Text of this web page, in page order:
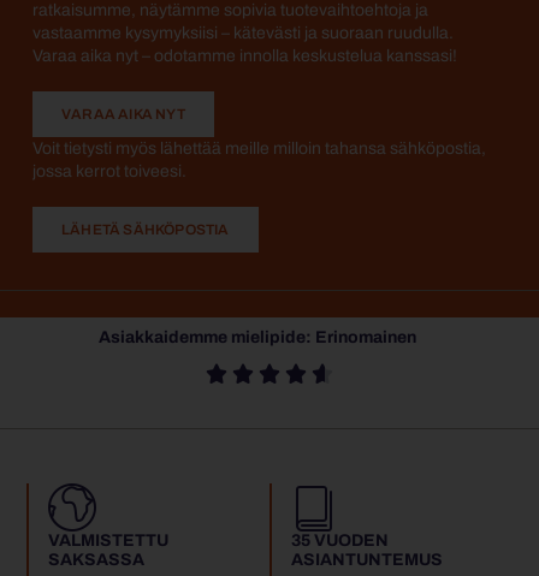
ratkaisumme, näytämme sopivia tuotevaihtoehtoja ja
vastaamme kysymyksiisi – kätevästi ja suoraan ruudulla.
Varaa aika nyt – odotamme innolla keskustelua kanssasi!
VARAA AIKA NYT
Voit tietysti myös lähettää meille milloin tahansa sähköpostia,
jossa kerrot toiveesi.
LÄHETÄ SÄHKÖPOSTIA
Asiakkaidemme mielipide: Erinomainen
    
VALMISTETTU
SAKSASSA
35 VUODEN
ASIANTUNTEMUS